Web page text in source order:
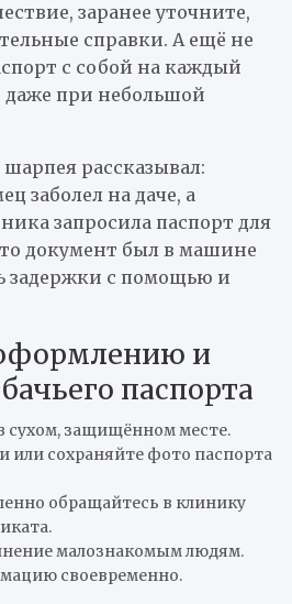
заранее уточните,
справки. А ещё не
с собой на каждый
при небольшой
рассказывал:
заболел на даче, а
запросила паспорт для
документ был в машине
задержки с помощью и
и
паспорта
сухом, защищённом месте.
или сохраняйте фото паспорта
обращайтесь в клинику
малознакомым людям.
своевременно.